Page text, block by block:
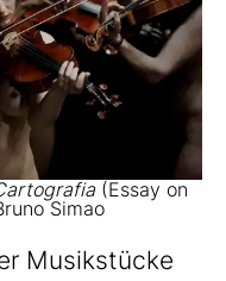
(Essay on
Simao
Musikstücke